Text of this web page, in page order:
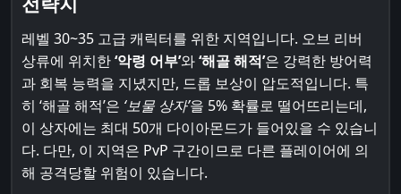
레벨 30~35 고급 캐릭터를 위한 지역입니다. 오브 리버
상류에 위치한‘악령 어부’와‘해골 해적’은 강력한 방어력
과 회복 능력을 지녔지만, 드롭 보상이 압도적입니다. 특
히 ‘해골 해적’은 ‘보물 상자’을 5% 확률로 떨어뜨리는데,
이 상자에는 최대 50개 다이아몬드가 들어있을 수 있습니
다. 다만, 이 지역은 PvP 구간이므로 다른 플레이어에 의
해 공격당할 위험이 있습니다.